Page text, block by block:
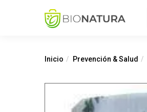
Inicio Prevención & Salud